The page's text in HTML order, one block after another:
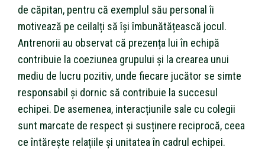
de căpitan, pentru că exemplul său personal îi
motivează pe ceilalți să își îmbunătățească jocul.
Antrenorii au observat că prezența lui în echipă
contribuie la coeziunea grupului și la crearea unui
mediu de lucru pozitiv, unde fiecare jucător se simte
responsabil și dornic să contribuie la succesul
echipei. De asemenea, interacțiunile sale cu colegii
sunt marcate de respect și susținere reciprocă, ceea
ce întărește relațiile și unitatea în cadrul echipei.